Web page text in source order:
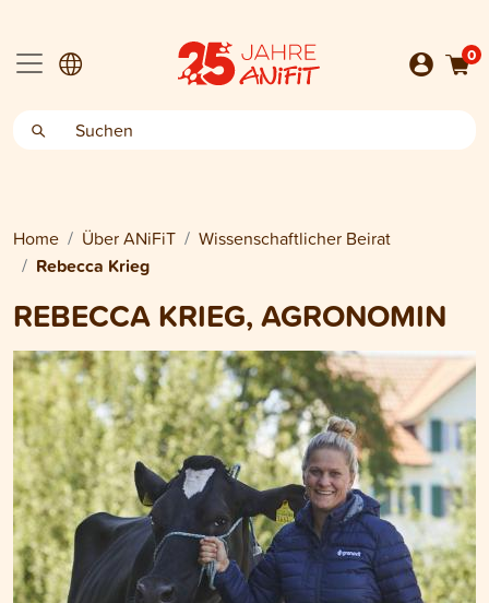
0
Home Über ANiFiT Wissenschaftlicher Beirat
Rebecca Krieg
REBECCA KRIEG, AGRONOMIN